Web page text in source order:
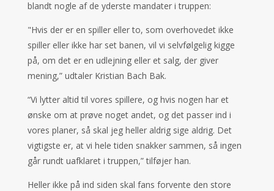
blandt nogle af de yderste mandater i truppen:
"Hvis der er en spiller eller to, som overhovedet ikke
spiller eller ikke har set banen, vil vi selvfølgelig kigge
på, om det er en udlejning eller et salg, der giver
mening,” udtaler Kristian Bach Bak.
“Vi lytter altid til vores spillere, og hvis nogen har et
ønske om at prøve noget andet, og det passer ind i
vores planer, så skal jeg heller aldrig sige aldrig. Det
vigtigste er, at vi hele tiden snakker sammen, så ingen
går rundt uafklaret i truppen,” tilføjer han.
Heller ikke på ind siden skal fans forvente den store